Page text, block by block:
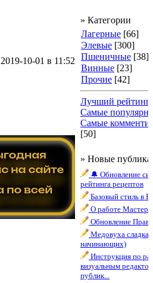
2019-10-01 в 11:52
» Категории
Лагерные [66]
Элевые [300]
Пшеничные [38]
Винные [23]
Прочие [42]
Лучший рейтинг
Самые
Самые
[50]
» Новые
🔔 Обновление
рейтинга рецептов
Базовый стиль в
О работе Мастера
Обновление
Медовуха
начинающих)
Инструкция по
визуальным
публик...